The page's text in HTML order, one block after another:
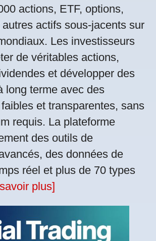
actions, ETF, options,
actifs sous-jacents sur
Les investisseurs
de véritables actions,
et développer des
long terme avec des
et transparentes, sans
requis. La plateforme
des outils de
des données de
réel et plus de 70 types
plus]